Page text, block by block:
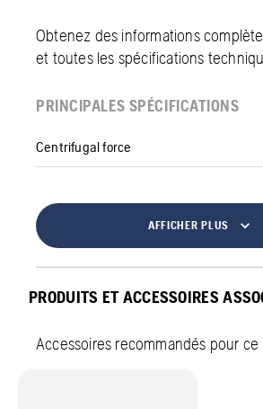
Obtenez des informations
et toutes les spécifications
PRINCIPALES SPÉCIFICATIONS
Centrifugal force
AFFICHER PLUS
PRODUITS ET ACCESSOIRES
Accessoires recommandés pour ce